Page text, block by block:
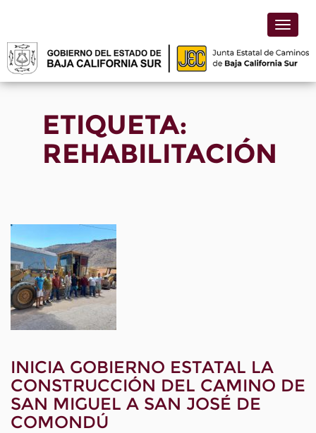
Toggle
ETIQUETA:
REHABILITACIÓN
INICIA GOBIERNO ESTATAL LA
CONSTRUCCIÓN DEL CAMINO DE
SAN MIGUEL A SAN JOSÉ DE
COMONDÚ